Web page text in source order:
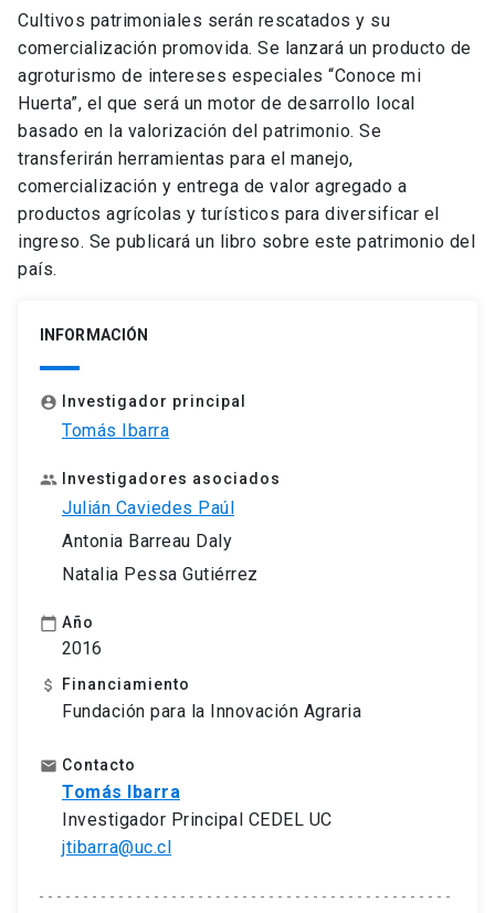
Cultivos patrimoniales serán rescatados y su
comercialización promovida. Se lanzará un producto de
agroturismo de intereses especiales “Conoce mi
Huerta”, el que será un motor de desarrollo local
basado en la valorización del patrimonio. Se
transferirán herramientas para el manejo,
comercialización y entrega de valor agregado a
productos agrícolas y turísticos para diversificar el
ingreso. Se publicará un libro sobre este patrimonio del
país.
INFORMACIÓN
account_circle Investigador principal
Tomás Ibarra
people Investigadores asociados
Julián Caviedes Paúl
Antonia Barreau Daly
Natalia Pessa Gutiérrez
calendar_today Año
2016
attach_money Financiamiento
Fundación para la Innovación Agraria
email Contacto
Tomás Ibarra
Investigador Principal CEDEL UC
jtibarra@uc.cl